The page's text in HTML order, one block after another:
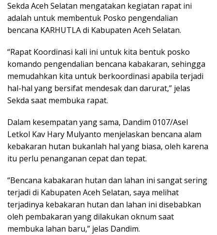
Sekda Aceh Selatan mengatakan kegiatan rapat ini
adalah untuk membentuk Posko pengendalian
bencana KARHUTLA di Kabupaten Aceh Selatan.
“Rapat Koordinasi kali ini untuk kita bentuk posko
komando pengendalian bencana kabakaran, sehingga
memudahkan kita untuk berkoordinasi apabila terjadi
hal-hal yang bersifat mendesak dan darurat,” jelas
Sekda saat membuka rapat.
Dalam kesempatan yang sama, Dandim 0107/Asel
Letkol Kav Hary Mulyanto menjelaskan bencana alam
kebakaran hutan bukanlah hal yang biasa, oleh karena
itu perlu penanganan cepat dan tepat.
“Bencana kabakaran hutan dan lahan ini sangat sering
terjadi di Kabupaten Aceh Selatan, saya melihat
terjadinya kebakaran hutan dan lahan ini disebabkan
oleh pembakaran yang dilakukan oknum saat
membuka lahan baru,” jelas Dandim.